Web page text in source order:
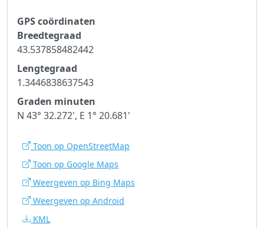
GPS coördinaten
Breedtegraad
43.537858482442
Lengtegraad
1.3446838637543
Graden minuten
N 43° 32.272', E 1° 20.681'
Toon op OpenStreetMap
Toon op Google Maps
Weergeven op Bing Maps
Weergeven op Android
KML